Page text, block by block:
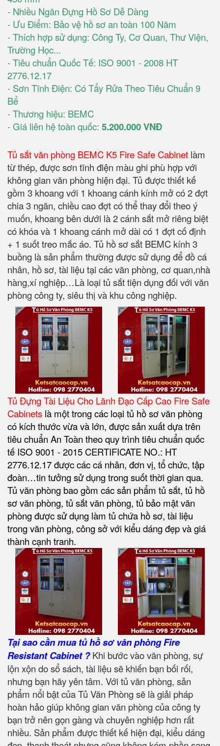
- Nhiều Ngăn Đựng Hồ Sơ Dễ Dàng
- Ưu Điểm: Bảo vệ hồ sơ an toàn 100 Năm
- Thích hợp sử dụng: Công Ty, Cơ Quan, Thư Viện,
Trường Học...
- Tiêu chuẩn Quốc Tế: ISO 9001 - 2008 HT
2776.12.17
- Sơn Tĩnh Điện: Có Tẩy Rửa Theo Tiêu Chuẩn 9
Bể
- Thương hiệu: BEMC
- Giá liên hệ toàn quốc: 5.200.000 VNĐ
Tủ sắt văn phòng BEMC K5 Fire Safe Cabinet làm
từ thép, được sơn tĩnh điện màu ghi phù hợp với
không gian văn phòng hiện đại. Tủ được thiết kế
gồm 3 khoang với 1 khoang cánh kính mở có 2 đợt
chia 3 ngăn, chiều cao đợt có thể thay đổi theo ý
muốn, khoang bên dưới là 2 cánh sắt mở riêng biệt
có khóa và 1 khoang cánh mở dài có 1 đợt cố định
+ 1 suốt treo mắc áo. Tủ hồ sơ sắt BEMC kính 3
buồng là sản phẩm thường được sử dụng để đồ cá
nhân, hồ sơ, tài liệu tại các văn phòng, cơ quan,nhà
hàng,xí nghiệp…Là loại tủ sắt tiện dụng đối với văn
phòng công ty, siêu thị và khu công nghiệp.
Tủ Đựng Tài Liệu Cho Lãnh Đạo Cấp Cao Fire Safe
Cabinets là một trong các loại tủ hồ sơ văn phòng
có kích thước vừa và lớn, được sản xuất dựa trên
tiêu chuẩn An Toàn theo quy trình tiêu chuẩn quốc
tế ISO 9001 - 2015 CERTIFICATE NO.: HT
2776.12.17 được các cá nhân, đơn vị, tổ chức, tập
đoàn…tin tưởng sử dụng trong suốt thời gian qua.
Tủ văn phòng bao gồm các sản phẩm tủ sắt, tủ hồ
sơ văn phòng, tủ sắt văn phòng, tủ bảo mật văn
phòng được sử dụng làm tủ chứa hồ sơ, tài liệu
trong văn phòng, công sở với kiểu dáng đẹp và giá
thành cạnh tranh.
Tại sao cần mua tủ hồ sơ văn phòng Fire
Resistant Cabinet ?Khi bước vào văn phòng, sự
lộn xộn do sổ sách, tài liệu sẽ khiến bạn bối rối,
nhưng bạn hãy yên tâm. Với tủ văn phòng, sản
phẩm nổi bật của Tủ Văn Phòng sẽ là giải pháp
hoàn hảo giúp không gian văn phòng của công ty
bạn trở nên gọn gàng và chuyên nghiệp hơn rất
nhiều. Sản phẩm được thiết kế hiện đại, kiểu dáng